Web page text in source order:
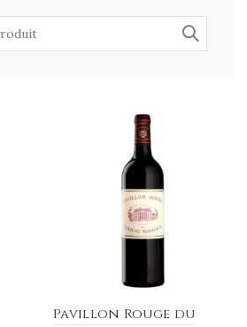
Pavillon Rouge du